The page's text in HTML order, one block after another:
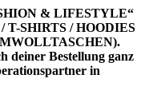
& LIFESTYLE“
T-SHIRTS / HOODIES
deiner Bestellung ganz
in